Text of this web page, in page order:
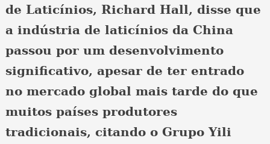
de Laticínios, Richard Hall, disse que
a indústria de laticínios da China
passou por um desenvolvimento
significativo, apesar de ter entrado
no mercado global mais tarde do que
muitos países produtores
tradicionais, citando o Grupo Yili